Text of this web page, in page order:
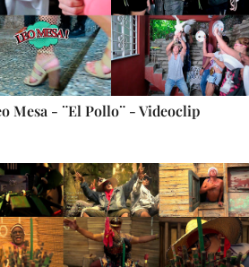
Mesa - ¨El Pollo¨ - Videoclip